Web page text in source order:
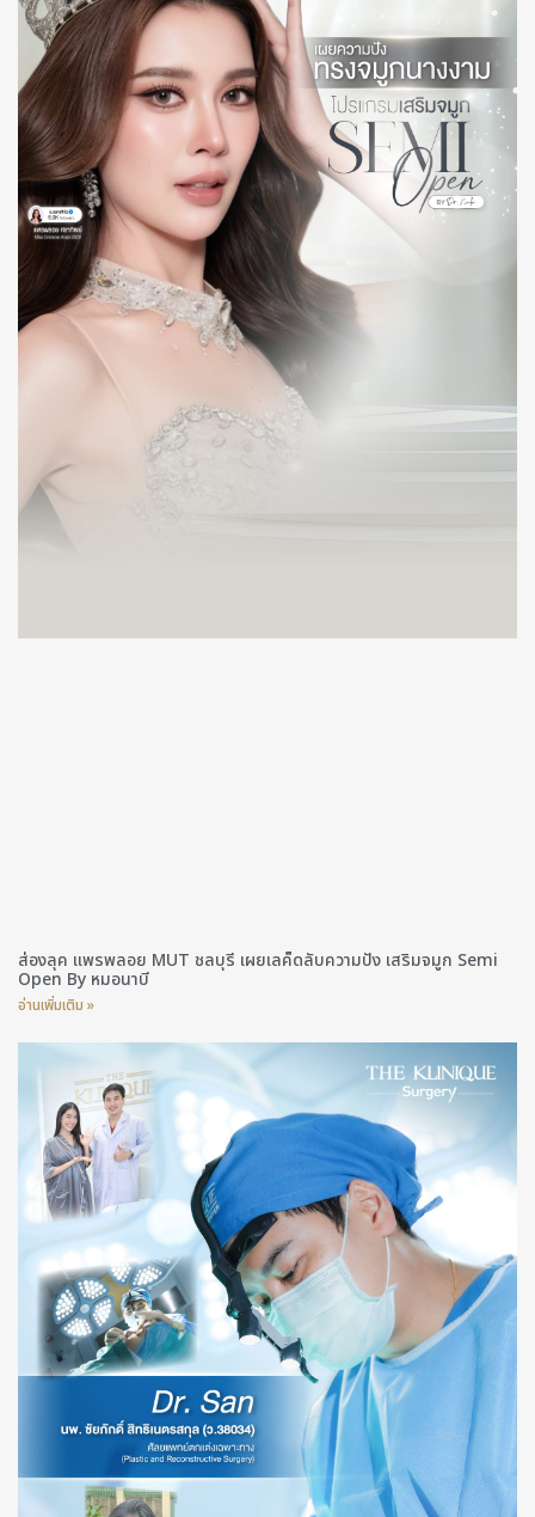
ส่องลุค แพรพลอย MUT ชลบุรี เผยเลค็ดลับความปัง เสริมจมูก Semi
Open By หมอนาบี
อ่านเพิ่มเติม »